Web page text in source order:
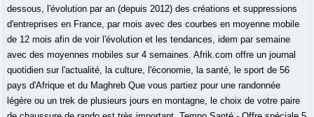
dessous, l'évolution par an (depuis 2012) des créations et suppressions
d'entreprises en France, par mois avec des courbes en moyenne mobile
de 12 mois afin de voir l'évolution et les tendances, idem par semaine
avec des moyennes mobiles sur 4 semaines. Afrik.com offre un journal
quotidien sur l'actualité, la culture, l'économie, la santé, le sport de 56
pays d'Afrique et du Maghreb Que vous partiez pour une randonnée
légère ou un trek de plusieurs jours en montagne, le choix de votre paire